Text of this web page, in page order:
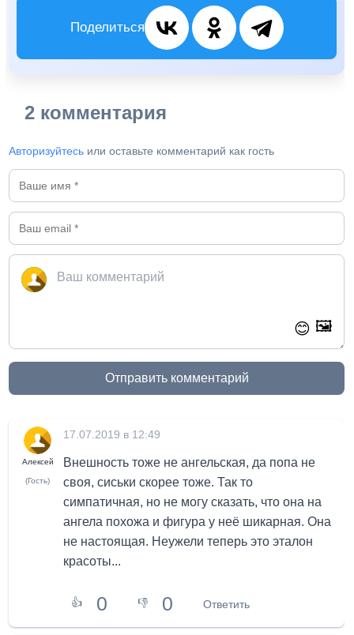
Поделиться
2 комментария
Авторизуйтесь или оставьте комментарий как гость
😊 🖼️
Отправить комментарий
Алексей
(Гость)
17.07.2019 в 12:49
Внешность тоже не ангельская, да попа не
своя, сиськи скорее тоже. Так то
симпатичная, но не могу сказать, что она на
ангела похожа и фигура у неё шикарная. Она
не настоящая. Неужели теперь это эталон
красоты...
👍 0 👎 0 Ответить